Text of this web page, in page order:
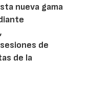
nueva gama
de
de la